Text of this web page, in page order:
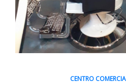
CENTRO